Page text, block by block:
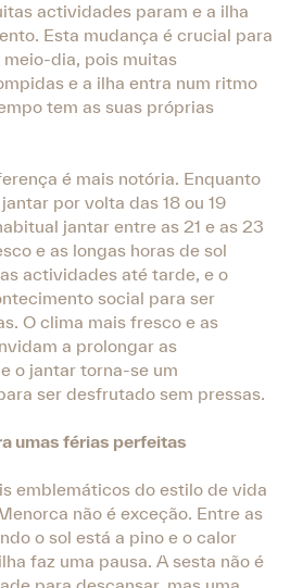
actividades param e a ilha
Esta mudança é crucial para
dia, pois muitas
e a ilha entra num ritmo
tem as suas próprias
é mais notória. Enquanto
por volta das 18 ou 19
jantar entre as 21 e as 23
e as longas horas de sol
actividades até tarde, e o
social para ser
O clima mais fresco e as
a prolongar as
o jantar torna-se um
ser desfrutado sem pressas.
umas férias perfeitas
emblemáticos do estilo de vida
não é exceção. Entre as
o sol está a pino e o calor
faz uma pausa. A sesta não é